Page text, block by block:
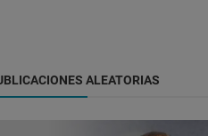
ALEATORIAS